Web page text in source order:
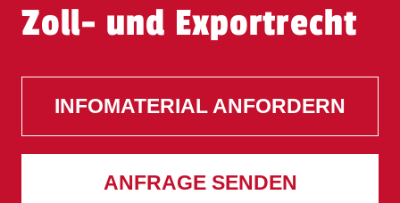
Zoll- und Exportrecht
INFOMATERIAL ANFORDERN
ANFRAGE SENDEN